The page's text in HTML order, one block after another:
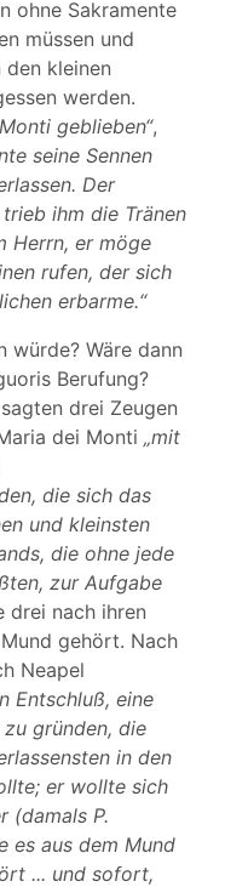
ohne Sakramente
müssen und
kleinen
werden.
geblieben“,
seine Sennen
Der
ihm die Tränen
Herrn, er möge
rufen, der sich
erbarme.“
würde? Wäre dann
Berufung?
drei Zeugen
dei Monti „mit
die sich das
und kleinsten
die ohne jede
zur Aufgabe
drei nach ihren
gehört. Nach
Neapel
Entschluß, eine
gründen, die
in den
er wollte sich
(damals P.
es aus dem Mund
... und sofort,